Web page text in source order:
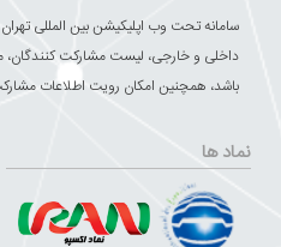
سامانه تحت وب اپلیکیشن بین المللی
داخلی و خارجی، لیست مشارکت کنندگان،
باشد، همچنین امکان رویت اطلاعات
نماد ها